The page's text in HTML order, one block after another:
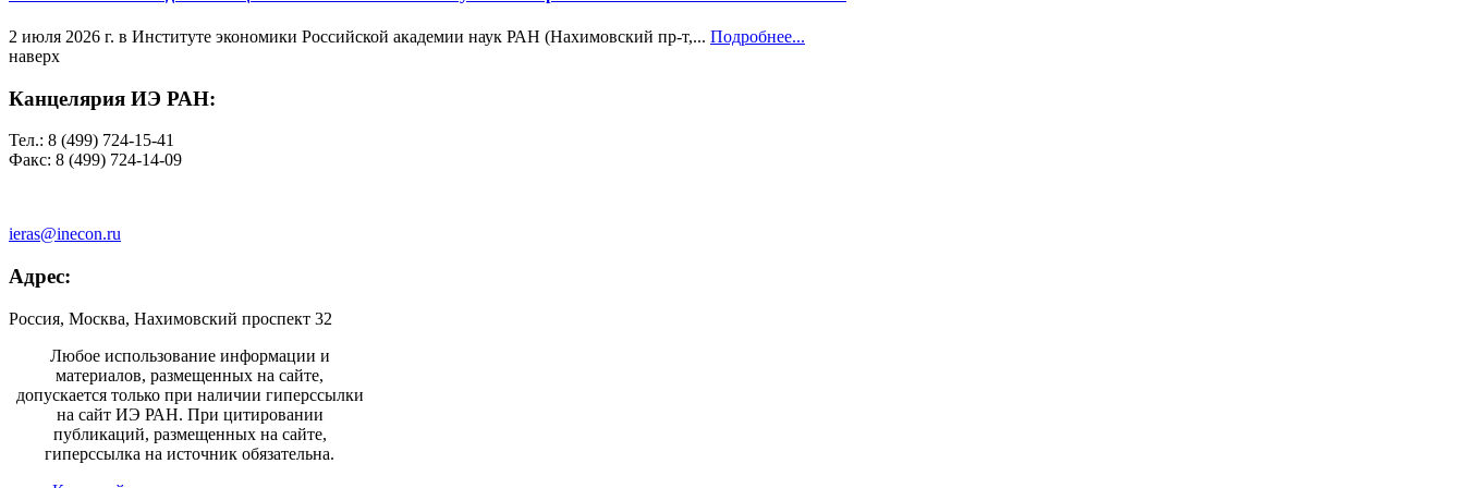
2 июля 2026 г. в Институте экономики Российской академии наук РАН (Нахимовский пр-т,... Подробнее...
наверх
Канцелярия ИЭ РАН:
Тел.: 8 (499) 724-15-41
Факс: 8 (499) 724-14-09
ieras@inecon.ru
Адрес:
Россия, Москва, Нахимовский проспект 32
Любое использование информации и
материалов, размещенных на сайте,
допускается только при наличии гиперссылки
на сайт ИЭ РАН. При цитировании
публикаций, размещенных на сайте,
гиперссылка на источник обязательна.